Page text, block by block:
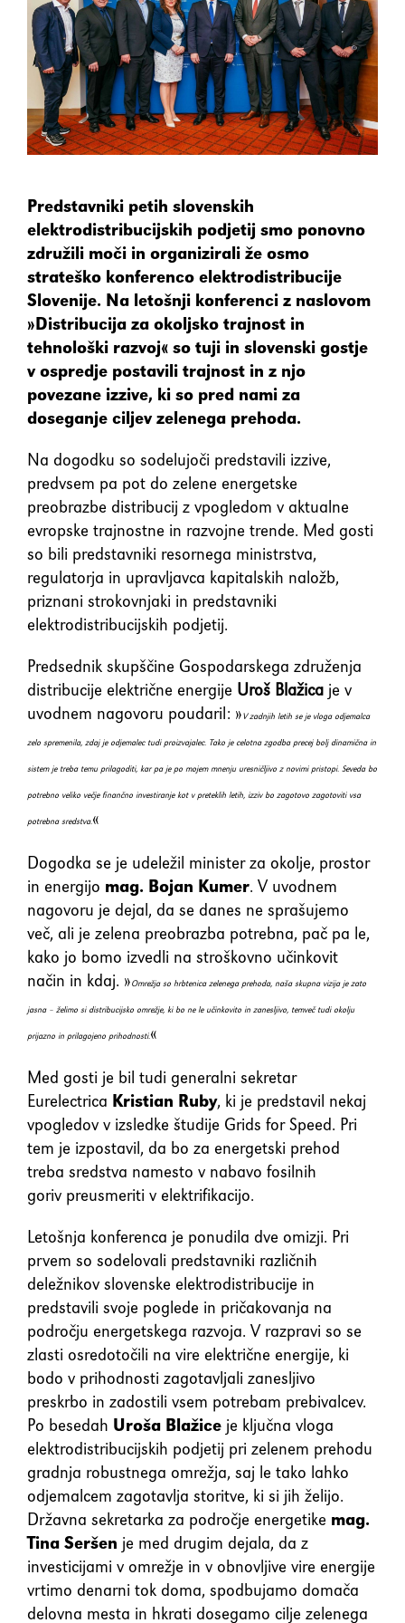
Predstavniki petih slovenskih
elektrodistribucijskih podjetij smo ponovno
združili moči in organizirali že osmo
strateško konferenco elektrodistribucije
Slovenije. Na letošnji konferenci z naslovom
»Distribucija za okoljsko trajnost in
tehnološki razvoj« so tuji in slovenski gostje
v ospredje postavili trajnost in z njo
povezane izzive, ki so pred nami za
doseganje ciljev zelenega prehoda.
Na dogodku so sodelujoči predstavili izzive,
predvsem pa pot do zelene energetske
preobrazbe distribucij z vpogledom v aktualne
evropske trajnostne in razvojne trende. Med gosti
so bili predstavniki resornega ministrstva,
regulatorja in upravljavca kapitalskih naložb,
priznani strokovnjaki in predstavniki
elektrodistribucijskih podjetij.
Predsednik skupščine Gospodarskega združenja
distribucije električne energije Uroš Blažica je v
uvodnem nagovoru poudaril: »V zadnjih letih se je vloga odjemalca
zelo spremenila, zdaj je odjemalec tudi proizvajalec. Tako je celotna zgodba precej bolj dinamična in
sistem je treba temu prilagoditi, kar pa je po mojem mnenju uresničljivo z novimi pristopi. Seveda bo
potrebno veliko večje finančno investiranje kot v preteklih letih, izziv bo zagotovo zagotoviti vsa
potrebna sredstva.«
Dogodka se je udeležil minister za okolje, prostor
in energijo mag. Bojan Kumer. V uvodnem
nagovoru je dejal, da se danes ne sprašujemo
več, ali je zelena preobrazba potrebna, pač pa le,
kako jo bomo izvedli na stroškovno učinkovit
način in kdaj. »Omrežja so hrbtenica zelenega prehoda, naša skupna vizija je zato
jasna – želimo si distribucijsko omrežje, ki bo ne le učinkovito in zanesljivo, temveč tudi okolju
prijazno in prilagojeno prihodnosti.«
Med gosti je bil tudi generalni sekretar
Eurelectrica Kristian Ruby, ki je predstavil nekaj
vpogledov v izsledke študije Grids for Speed. Pri
tem je izpostavil, da bo za energetski prehod
treba sredstva namesto v nabavo fosilnih
goriv preusmeriti v elektrifikacijo.
Letošnja konferenca je ponudila dve omizji. Pri
prvem so sodelovali predstavniki različnih
deležnikov slovenske elektrodistribucije in
predstavili svoje poglede in pričakovanja na
področju energetskega razvoja. V razpravi so se
zlasti osredotočili na vire električne energije, ki
bodo v prihodnosti zagotavljali zanesljivo
preskrbo in zadostili vsem potrebam prebivalcev.
Po besedah Uroša Blažice je ključna vloga
elektrodistribucijskih podjetij pri zelenem prehodu
gradnja robustnega omrežja, saj le tako lahko
odjemalcem zagotavlja storitve, ki si jih želijo.
Državna sekretarka za področje energetike mag.
Tina Seršen je med drugim dejala, da z
investicijami v omrežje in v obnovljive vire energije
vrtimo denarni tok doma, spodbujamo domača
delovna mesta in hkrati dosegamo cilje zelenega
element
Premakne fokus na prejšnji
element
Potrdi/klikne fokusiran
Označi/odznači potrditveno
polje